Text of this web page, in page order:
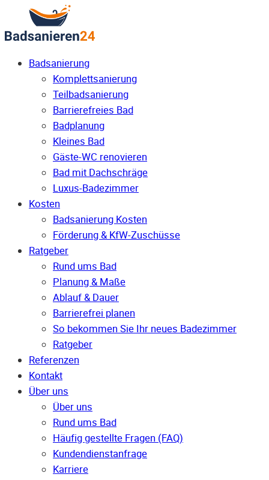
Badsanierung
Komplettsanierung
Teilbadsanierung
Barrierefreies Bad
Badplanung
Kleines Bad
Gäste-WC renovieren
Bad mit Dachschräge
Luxus-Badezimmer
Kosten
Badsanierung Kosten
Förderung & KfW-Zuschüsse
Ratgeber
Rund ums Bad
Planung & Maße
Ablauf & Dauer
Barrierefrei planen
So bekommen Sie Ihr neues Badezimmer
Ratgeber
Referenzen
Kontakt
Über uns
Über uns
Rund ums Bad
Häufig gestellte Fragen (FAQ)
Kunden­dienst­anfrage
Karriere